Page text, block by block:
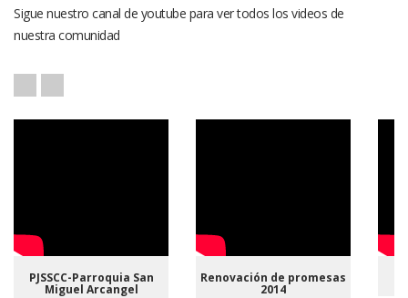
Sigue nuestro canal de youtube para ver todos los videos de
nuestra comunidad
PJSSCC-Parroquia San
Miguel Arcangel
Renovación de promesas
2014